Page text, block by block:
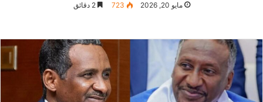
مايو 20, 2026 723 2 دقائق